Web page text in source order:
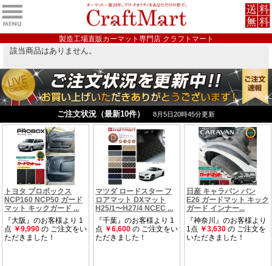
製造工場直販カーマット専門店 クラフトマート
該当商品はありません。